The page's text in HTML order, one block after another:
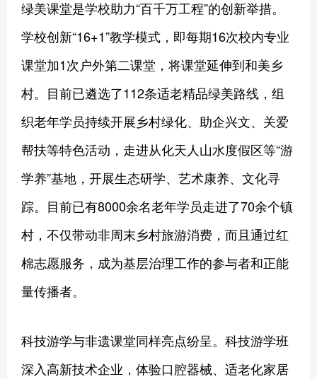
绿美课堂是学校助力“百千万工程”的创新举措。
学校创新“16+1”教学模式，即每期16次校内专业
课堂加1次户外第二课堂，将课堂延伸到和美乡
村。目前已遴选了112条适老精品绿美路线，组
织老年学员持续开展乡村绿化、助企兴文、关爱
帮扶等特色活动，走进从化天人山水度假区等“游
学养”基地，开展生态研学、艺术康养、文化寻
踪。目前已有8000余名老年学员走进了70余个镇
村，不仅带动非周末乡村旅游消费，而且通过红
棉志愿服务，成为基层治理工作的参与者和正能
量传播者。
科技游学与非遗课堂同样亮点纷呈。科技游学班
深入高新技术企业，体验口腔器械、适老化家居